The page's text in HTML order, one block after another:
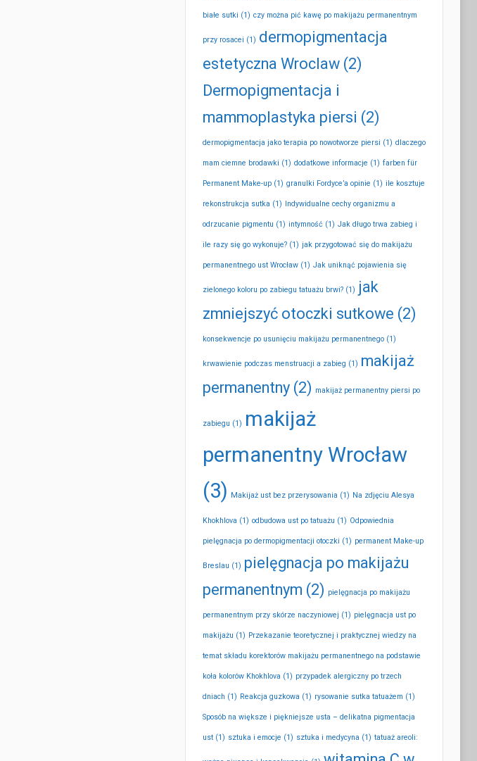
białe sutki (1) czy można pić kawę po makijażu permanentnym
przy rosacei (1) dermopigmentacja
estetyczna Wroclaw(2)
Dermopigmentacja i
mammoplastyka piersi (2)
dermopigmentacja jako terapia po nowotworze piersi (1) dlaczego
mam ciemne brodawki (1) dodatkowe informacje (1) farben für
Permanent Make-up(1) granulki Fordyce’a opinie (1) ile kosztuje
rekonstrukcja sutka (1) Indywidualne cechy organizmu a
odrzucanie pigmentu (1) intymność(1) Jak długo trwa zabieg i
ile razy się go wykonuje?(1) jak przygotować się do makijażu
permanentnego ust Wrocław(1) Jak uniknąć pojawienia się
zielonego koloru po zabiegu tatuażu brwi?(1) jak
zmniejszyć otoczki sutkowe (2)
konsekwencje po usunięciu makijażu permanentnego(1)
krwawienie podczas menstruacji a zabieg (1) makijaż
permanentny(2) makijaż permanentny piersi po
zabiegu (1) makijaż
permanentny Wrocław
(3) Makijaż ust bez przerysowania (1) Na zdjęciu Alesya
Khokhlova (1) odbudowa ust po tatuażu (1) Odpowiednia
pielęgnacja po dermopigmentacji otoczki (1) permanent Make-up
Breslau (1) pielęgnacja po makijażu
permanentnym (2) pielęgnacja po makijażu
permanentnym przy skórze naczyniowej (1) pielęgnacja ust po
makijażu (1) Przekazanie teoretycznej i praktycznej wiedzy na
temat składu korektorów makijażu permanentnego na podstawie
koła kolorów Khokhlova (1) przypadek alergiczny po trzech
dniach (1) Reakcja guzkowa (1) rysowanie sutka tatuażem (1)
Sposób na większe i piękniejsze usta – delikatna pigmentacja
ust(1) sztuka i emocje (1) sztuka i medycyna (1) tatuaż areoli: